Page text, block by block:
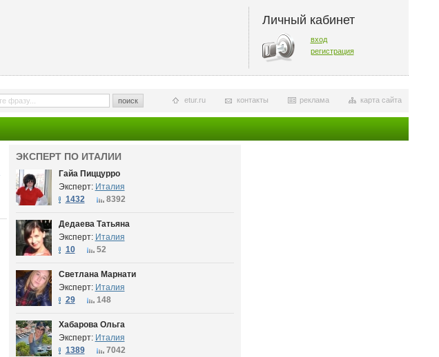
Личный кабинет
вход
регистрация
поиск карта сайта
реклама
контакты
etur.ru
ЭКСПЕРТ ПО ИТАЛИИ
Гайа Пиццурро
Эксперт: Италия
1432
8392
Дедаева Татьяна
Эксперт: Италия
10
52
Светлана Марнати
Эксперт: Италия
29
148
Хабарова Ольга
Эксперт: Италия
1389
7042